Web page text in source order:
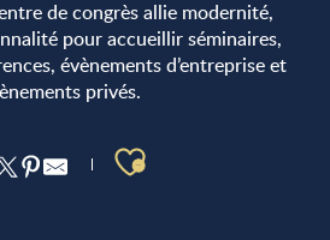
de congrès allie modernité,
pour accueillir séminaires,
évènements d’entreprise et
privés.
Ajouter aux